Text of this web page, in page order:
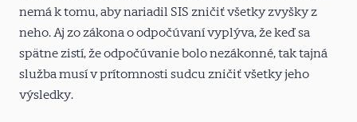
nemá k tomu, aby nariadil SIS zničiť všetky zvyšky z
neho. Aj zo zákona o odpočúvaní vyplýva, že keď sa
spätne zistí, že odpočúvanie bolo nezákonné, tak tajná
služba musí v prítomnosti sudcu zničiť všetky jeho
výsledky.